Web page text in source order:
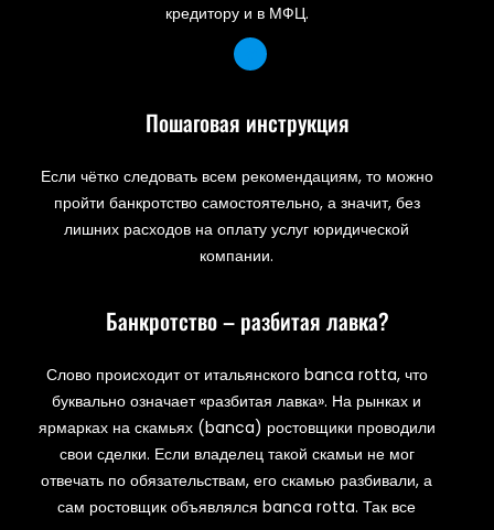
кредитору и в МФЦ.
Пошаговая инструкция
Если чётко следовать всем рекомендациям, то можно
пройти банкротство самостоятельно, а значит, без
лишних расходов на оплату услуг юридической
компании.
Банкротство – разбитая лавка?
Слово происходит от итальянского banca rotta, что
буквально означает «разбитая лавка». На рынках и
ярмарках на скамьях (banca) ростовщики проводили
свои сделки. Если владелец такой скамьи не мог
отвечать по обязательствам, его скамью разбивали, а
сам ростовщик объявлялся banca rotta. Так все